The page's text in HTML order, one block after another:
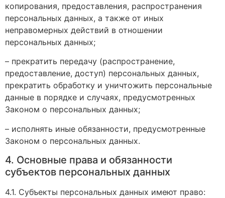
копирования, предоставления, распространения
персональных данных, а также от иных
неправомерных действий в отношении
персональных данных;
– прекратить передачу (распространение,
предоставление, доступ) персональных данных,
прекратить обработку и уничтожить персональные
данные в порядке и случаях, предусмотренных
Законом о персональных данных;
– исполнять иные обязанности, предусмотренные
Законом о персональных данных.
4. Основные права и обязанности
субъектов персональных данных
4.1. Субъекты персональных данных имеют право: